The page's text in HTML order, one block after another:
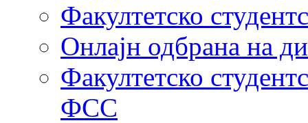
Факултетско
Онлајн одбрана на
Факултетско
ФСС